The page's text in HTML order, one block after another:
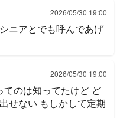
2026/05/30 19:00
ニアとでも呼んであげ
2026/05/30 19:00
てのは知ってたけど ど
せない もしかして定期